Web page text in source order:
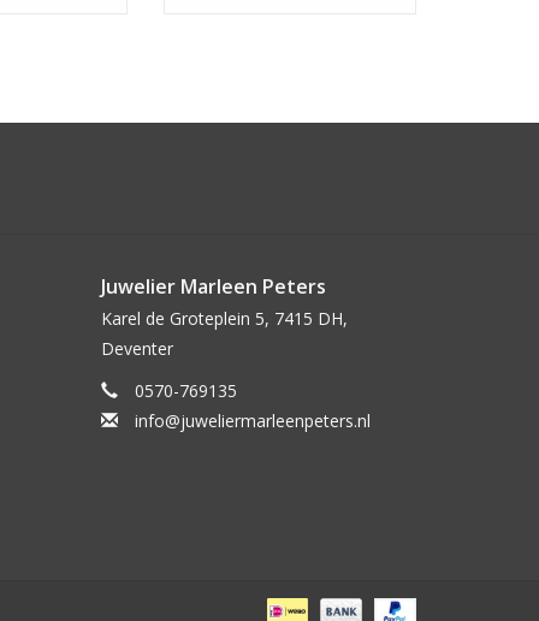
Juwelier Marleen Peters
Karel de Groteplein 5, 7415 DH,
Deventer
0570-769135
info@juweliermarleenpeters.nl